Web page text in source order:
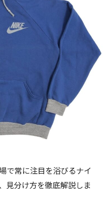
で常に注目を浴びるナイ
見分け方を徹底解説しま